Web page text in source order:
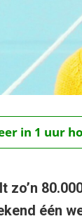
in 1 uur
zo’n
één